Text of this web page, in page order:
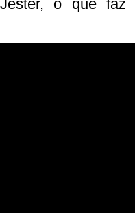
o que